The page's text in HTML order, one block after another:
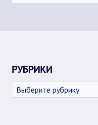
РУБРИКИ
Рубрики